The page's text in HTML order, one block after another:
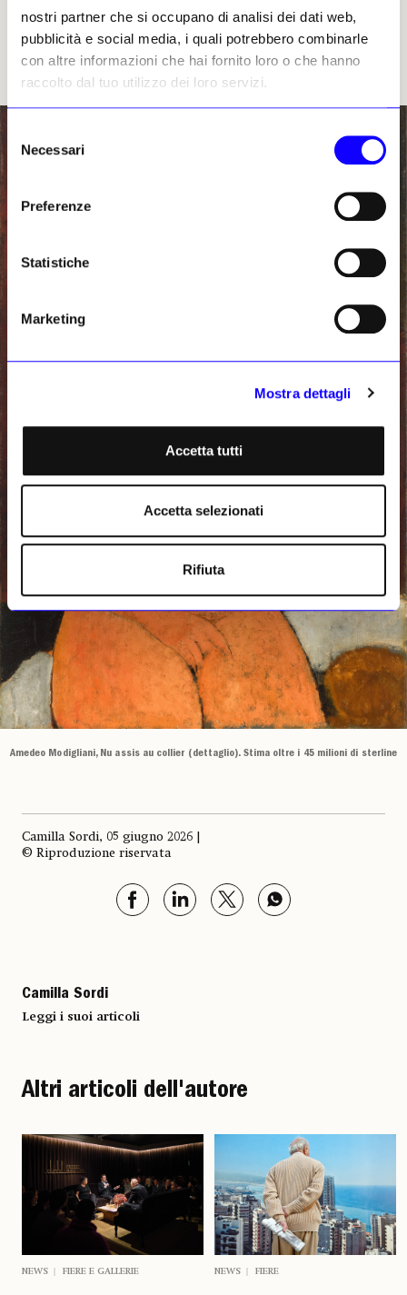
nostri partner che si occupano di analisi dei dati web,
pubblicità e social media, i quali potrebbero combinarle
con altre informazioni che hai fornito loro o che hanno
raccolto dal tuo utilizzo dei loro servizi.
delNecessari
Preferenze
Statistiche
Marketing
Mostra dettagli
Accetta tutti
Accetta selezionati
Rifiuta
rimane il fulcro critico del dipinto: la
rivendicazione di uno spazio intimo che
rifiuta di concedersi come semplice oggetto
da esposizione.
Amedeo Modigliani, Nu assis au collier (dettaglio). Stima oltre i 45 milioni di sterline
Camilla Sordi, 05 giugno 2026 |
© Riproduzione riservata
Camilla Sordi
Leggi i suoi articoli
Altri articoli dell'autore
NEWS FIERE E GALLERIE NEWS FIERE